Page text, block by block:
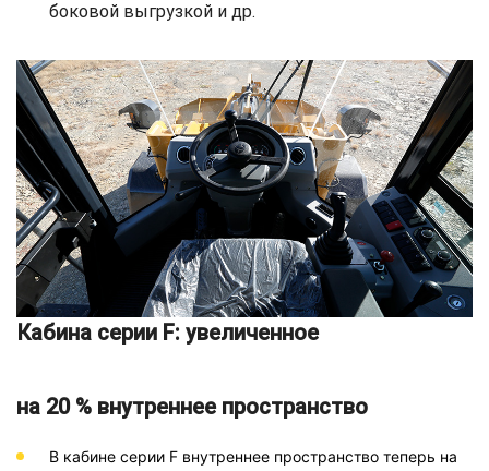
боковой выгрузкой и др.
Кабина серии F: увеличенное
на 20 % внутреннее пространство
В кабине серии F внутреннее пространство теперь на